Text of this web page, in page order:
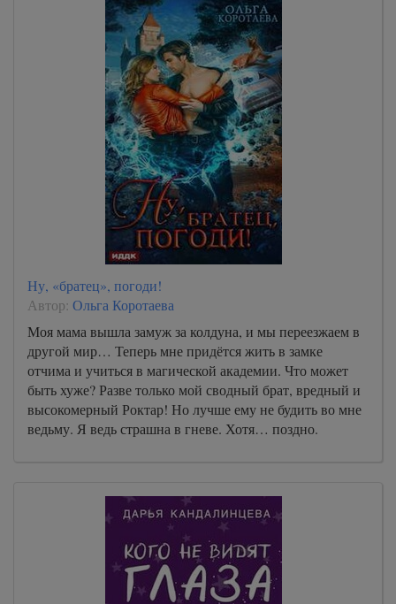
Ну, «братец», погоди!
Автор: Ольга Коротаева
Моя мама вышла замуж за колдуна, и мы переезжаем в
другой мир… Теперь мне придётся жить в замке
отчима и учиться в магической академии. Что может
быть хуже? Разве только мой сводный брат, вредный и
высокомерный Роктар! Но лучше ему не будить во мне
ведьму. Я ведь страшна в гневе. Хотя… поздно.